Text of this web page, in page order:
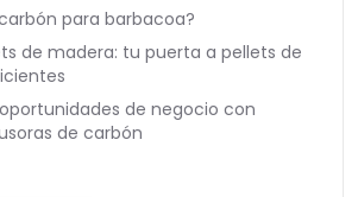
para barbacoa?
de madera: tu puerta a pellets de
de negocio con
de carbón